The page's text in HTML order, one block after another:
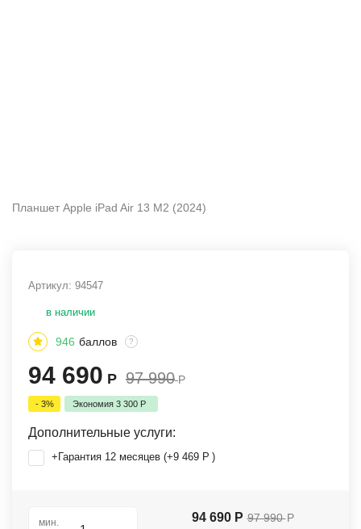
Планшет Apple iPad Air 13 M2 (2024)
Артикул: 94547
в наличии
946 баллов ?
94 690 Р 97 990 Р
- 3% Экономия 3 300 Р
Дополнительные услуги:
+Гарантия 12 месяцев (+9 469 Р )
мин.
94 690 Р 97 990 Р